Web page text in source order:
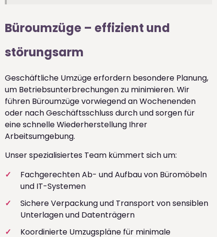
Büroumzüge – effizient und
störungsarm
Geschäftliche Umzüge erfordern besondere Planung,
um Betriebsunterbrechungen zu minimieren. Wir
führen Büroumzüge vorwiegend an Wochenenden
oder nach Geschäftsschluss durch und sorgen für
eine schnelle Wiederherstellung Ihrer
Arbeitsumgebung.
Unser spezialisiertes Team kümmert sich um:
Fachgerechten Ab- und Aufbau von Büromöbeln
und IT-Systemen
Sichere Verpackung und Transport von sensiblen
Unterlagen und Datenträgern
Koordinierte Umzugspläne für minimale